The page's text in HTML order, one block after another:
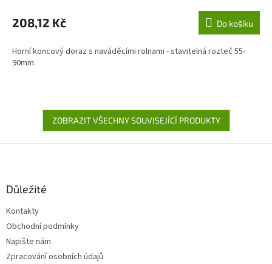
208,12 Kč Do košíku
Horní koncový doraz s naváděcími rolnami - stavitelná rozteč 55-
90mm.
ZOBRAZIT VŠECHNY SOUVISEJÍCÍ PRODUKTY
Důležité
Kontakty
Obchodní podmínky
Napište nám
Zpracování osobních údajů